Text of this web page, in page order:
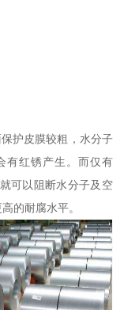
护皮膜较粗，水分子
有红锈产生。而仅有
可以阻断水分子及空
的耐腐水平。